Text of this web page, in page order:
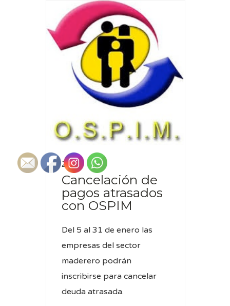
2 Ene
Cancelación de
pagos atrasados
con OSPIM
Del 5 al 31 de enero las
empresas del sector
maderero podrán
inscribirse para cancelar
deuda atrasada.